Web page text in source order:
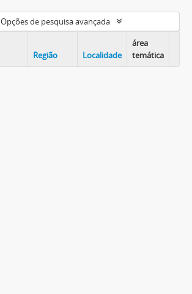
Opções de pesquisa avançada
Região Localidade
área
temática